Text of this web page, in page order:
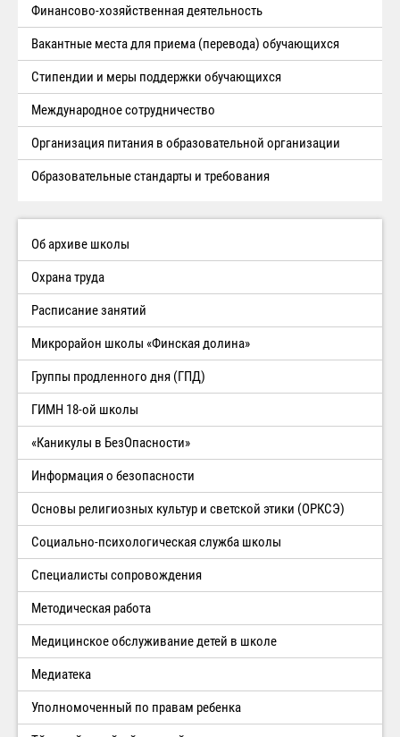
Финансово-хозяйственная деятельность
Вакантные места для приема (перевода) обучающихся
Стипендии и меры поддержки обучающихся
Международное сотрудничество
Организация питания в образовательной организации
Образовательные стандарты и требования
Об архиве школы
Охрана труда
Расписание занятий
Микрорайон школы «Финская долина»
Группы продленного дня (ГПД)
ГИМН 18-ой школы
«Каникулы в БезОпасности»
Информация о безопасности
Основы религиозных культур и светской этики (ОРКСЭ)
Социально-психологическая служба школы
Специалисты сопровождения
Методическая работа
Медицинское обслуживание детей в школе
Медиатека
Уполномоченный по правам ребенка